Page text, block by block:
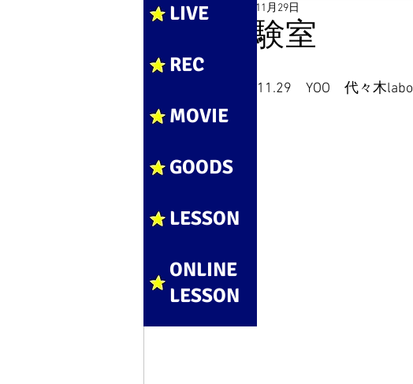
実験室
2016年11月29日
2016.11.29　YOO　代々木labo
ONLINE
LESSON
LESSON
GOODS
MOVIE
REC
LIVE